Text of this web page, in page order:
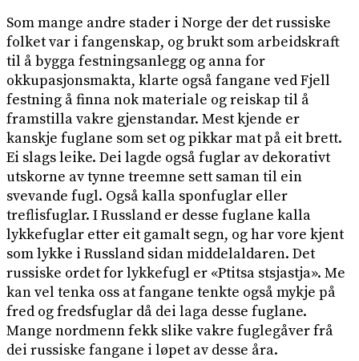
Som mange andre stader i Norge der det russiske
folket var i fangenskap, og brukt som arbeidskraft
til å bygga festningsanlegg og anna for
okkupasjonsmakta, klarte også fangane ved Fjell
festning å finna nok materiale og reiskap til å
framstilla vakre gjenstandar. Mest kjende er
kanskje fuglane som set og pikkar mat på eit brett.
Ei slags leike. Dei lagde også fuglar av dekorativt
utskorne av tynne treemne sett saman til ein
svevande fugl. Også kalla sponfuglar eller
treflisfuglar. I Russland er desse fuglane kalla
lykkefuglar etter eit gamalt segn, og har vore kjent
som lykke i Russland sidan middelaldaren. Det
russiske ordet for lykkefugl er «Ptitsa stsjastja». Me
kan vel tenka oss at fangane tenkte også mykje på
fred og fredsfuglar då dei laga desse fuglane.
Mange nordmenn fekk slike vakre fuglegåver frå
dei russiske fangane i løpet av desse åra.